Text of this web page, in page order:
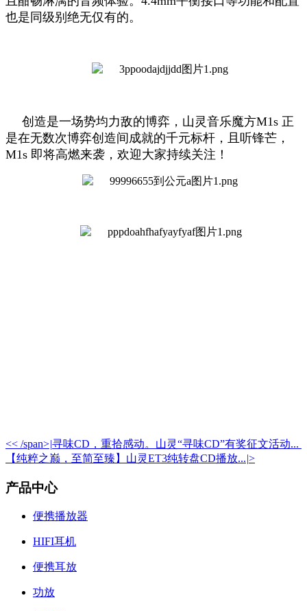
也是同级别绝无仅有的。
创造是一场势均力敌的博弈，山灵音乐魔方M1s 正
是在无数次博弈创造间成就的千元标杆，且听锋芒，
M1s 即将高燃来袭，欢迎大家持续关注！
<< /span>|寻味CD，重拾感动。山灵“寻味CD”有奖征文活动...
【纯粹之巅，至简至臻】山灵ET3纯转盘CD播放...|>
产品中心
便携播放器
HIFI耳机
便携耳放
功放